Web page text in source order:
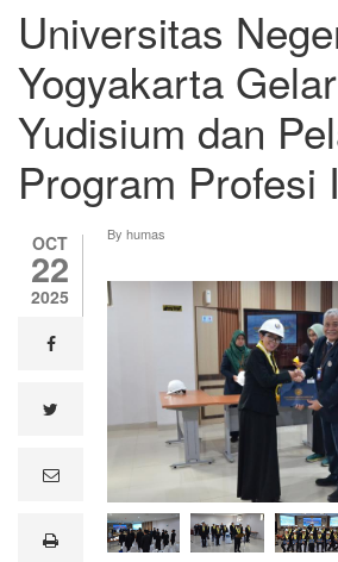
Universitas
Yogyakarta Gelar
Yudisium dan
Program Profesi
OCT
22
2025
facebook
e
lprint
By humas